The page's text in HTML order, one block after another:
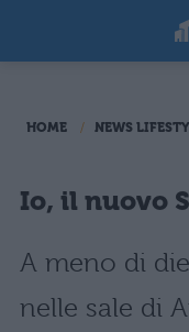
HOME NEWS
Io, il nuovo
A meno di
nelle sale di